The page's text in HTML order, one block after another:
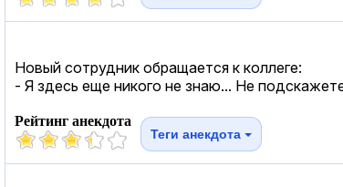
Новый сотрудник обращается к коллеге:
- Я здесь еще никого не знаю... Не
Рейтинг анекдота
Теги анекдота